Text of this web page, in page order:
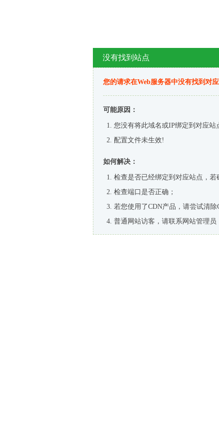
没有找到站点
您的请求在Web服务器中没有找到对
可能原因：
您没有将此域名或IP绑定到对应站
配置文件未生效!
如何解决：
检查是否已经绑定到对应站点，
检查端口是否正确；
若您使用了CDN产品，请尝试清除
普通网站访客，请联系网站管理员